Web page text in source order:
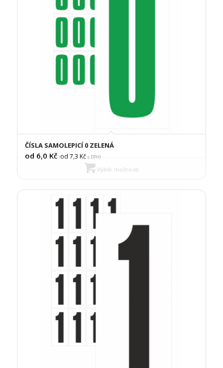
ČÍSLA SAMOLEPICÍ 0 ZELENÁ
od 6,0 Kč (od 7,3 Kčs DPH)
Výběr možností